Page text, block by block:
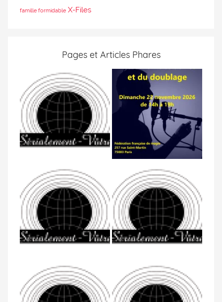
famille formidable X-Files
Pages et Articles Phares